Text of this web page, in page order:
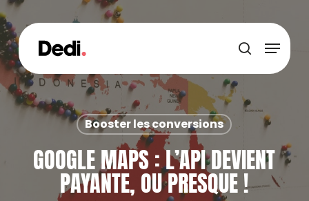
Skip
to
main
content
recherche
Menu
Booster les conversions
GOOGLE MAPS : L’API DEVIENT
PAYANTE, OU PRESQUE !